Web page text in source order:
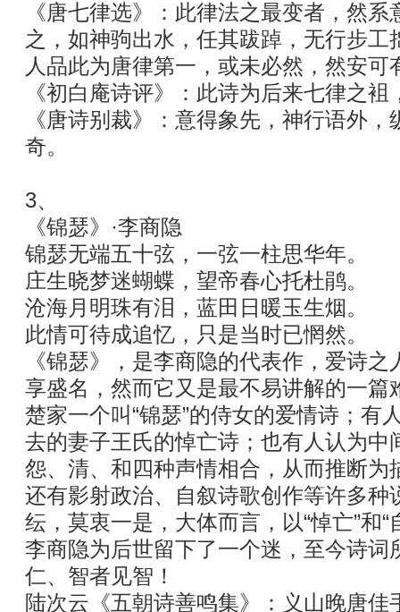
《唐七律选》：此律法之最变者，然
之，如神驹出水，任其跋踔，无行步工
人品此为唐律第一，或未必然，然安可
《初白庵诗评》：此诗为后来七律之
《唐诗别裁》：意得象先，神行语外
奇。
3、
《锦瑟》·李商隐
锦瑟无端五十弦，一弦一柱思华年。
庄生晓梦迷蝴蝶，望帝春心托杜鹃。
沧海月明珠有泪，蓝田日暖玉生烟。
此情可待成追忆，只是当时已惘然。
《锦瑟》，是李商隐的代表作，爱诗
享盛名，然而它又是最不易讲解的一篇
楚家一个叫“锦瑟”的侍女的爱情诗；有
去的妻子王氏的悼亡诗；也有人认为中
怨、清、和四种声情相合，从而推断为
还有影射政治、自叙诗歌创作等许多种
纭，莫衷一是，大体而言，以“悼亡”和“
李商隐为后世留下了一个迷，至今诗词
仁、智者见智！
陆次云《五朝诗善鸣集》：义山晚唐佳